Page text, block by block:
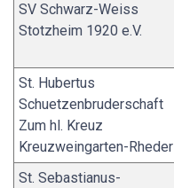
SV Schwarz-Weiss
Stotzheim 1920 e.V.
St. Hubertus
Schuetzenbruderschaft
Zum hl. Kreuz
Kreuzweingarten-Rheder
St. Sebastianus-